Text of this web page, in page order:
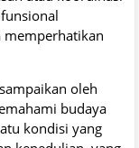
oleh
budaya
kondisi yang